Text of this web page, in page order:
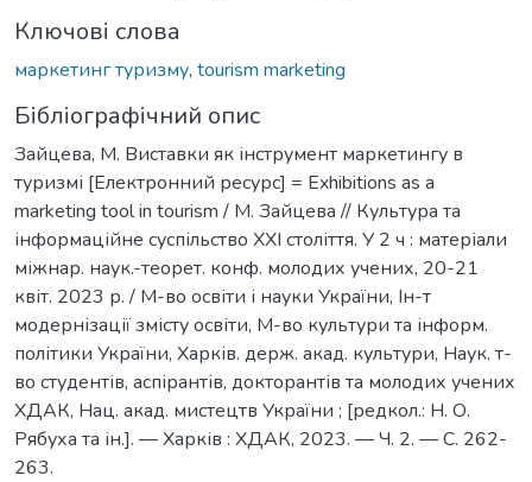
Ключові слова
маркетинг туризму, tourism marketing
Бібліографічний опис
Зайцева, М. Виставки як інструмент маркетингу в
туризмі [Електронний ресурс] = Exhibitions as a
marketing tool in tourism / М. Зайцева // Культура та
інформаційне суспільство ХХІ століття. У 2 ч : матеріали
міжнар. наук.-теорет. конф. молодих учених, 20-21
квіт. 2023 р. / М-во освіти і науки України, Ін-т
модернізації змісту освіти, М-во культури та інформ.
політики України, Харків. держ. акад. культури, Наук. т-
во студентів, аспірантів, докторантів та молодих учених
ХДАК, Нац. акад. мистецтв України ; [редкол.: Н. О.
Рябуха та ін.]. — Харків : ХДАК, 2023. — Ч. 2. — С. 262-
263.